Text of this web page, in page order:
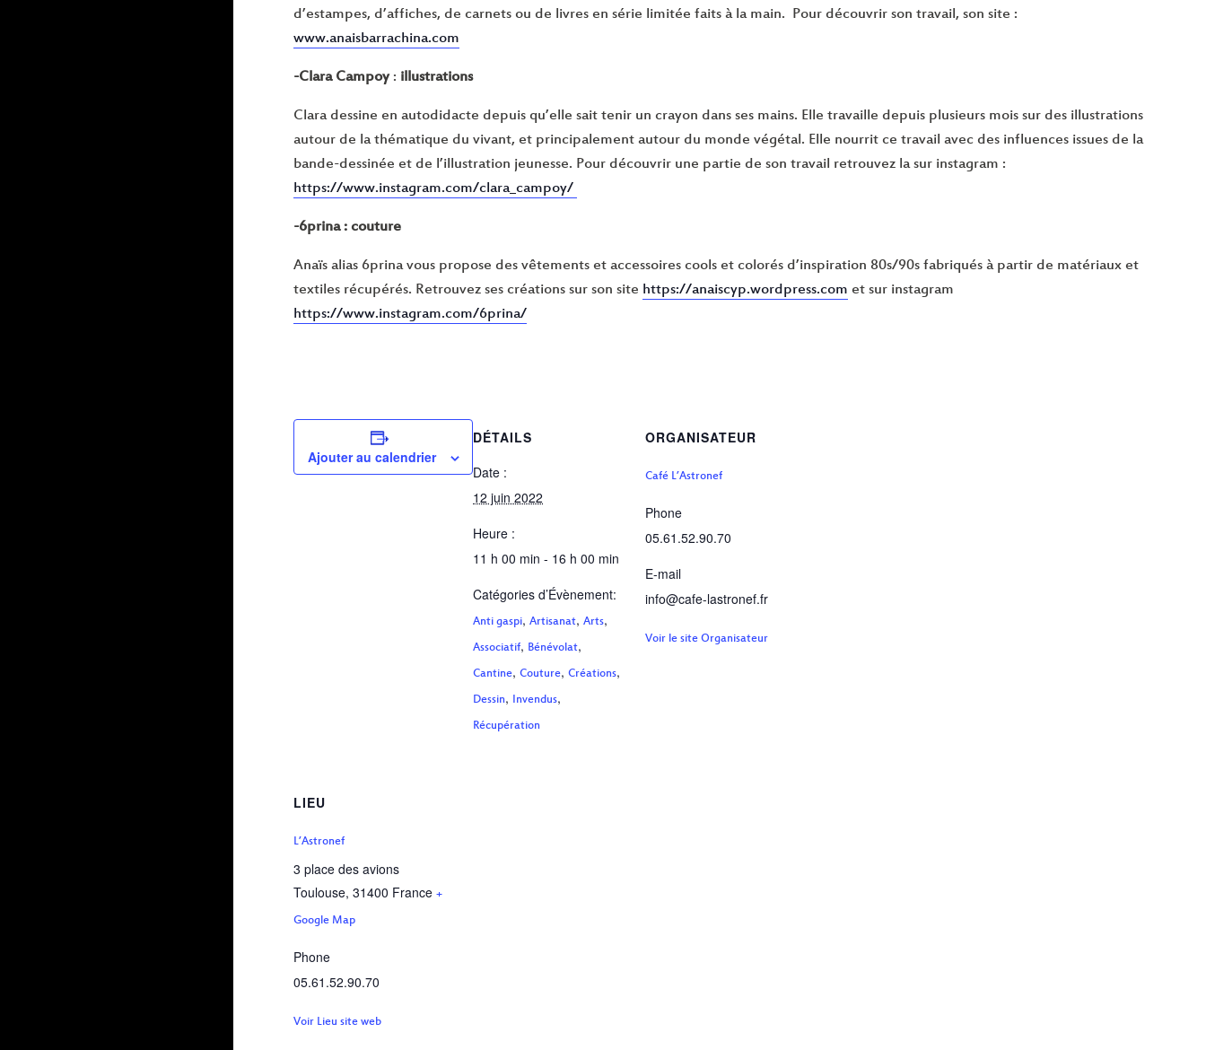
d’estampes, d’affiches, de carnets ou de livres en série limitée faits à la main. Pour découvrir son travail, son site :
www.anaisbarrachina.com
-Clara Campoy: illustrations
Clara dessine en autodidacte depuis qu’elle sait tenir un crayon dans ses mains. Elle travaille depuis plusieurs mois sur des illustrations
autour de la thématique du vivant, et principalement autour du monde végétal. Elle nourrit ce travail avec des influences issues de la
bande-dessinée et de l’illustration jeunesse. Pour découvrir une partie de son travail retrouvez la sur instagram :
https://www.instagram.com/clara_campoy/
-6prina : couture
Anaïs alias 6prina vous propose des vêtements et accessoires cools et colorés d’inspiration 80s/90s fabriqués à partir de matériaux et
textiles récupérés. Retrouvez ses créations sur son site https://anaiscyp.wordpress.com et sur instagram
https://www.instagram.com/6prina/
Ajouter au calendrier
DÉTAILS
Date :
12 juin 2022
Heure :
11 h 00 min - 16 h 00 min
Catégories d’Évènement:
Anti gaspi, Artisanat, Arts,
Associatif, Bénévolat,
Cantine, Couture, Créations,
Dessin, Invendus,
Récupération
ORGANISATEUR
Café L’Astronef
Phone
05.61.52.90.70
E-mail
info@cafe-lastronef.fr
Voir le site Organisateur
LIEU
L’Astronef
3 place des avions
Toulouse, 31400 France +
Google Map
Phone
05.61.52.90.70
Voir Lieu site web